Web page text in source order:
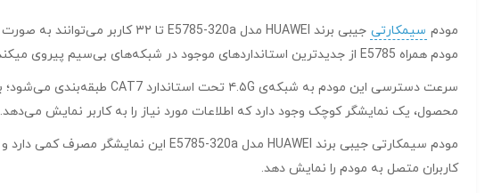
مودم سیمکارتی
مودم همراه E5785 از جدیدترین استانداردهای موجود در شبکه‌های بی‌سیم پیروی می‎کند و می‌تواند سرعت انتقال بی‌نظیری را درون شبکه‌ی محلی فراهم کند.
محصول، یک نمایشگر کوچک وجود دارد که اطلاعات مورد نیاز را به کاربر نمایش می‌دهد.
کاربران متصل به مودم را نمایش دهد.